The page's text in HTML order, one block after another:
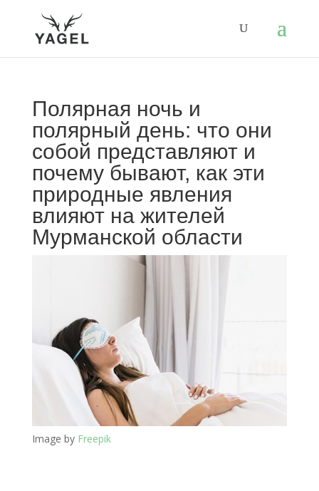
Полярная ночь и
полярный день: что они
собой представляют и
почему бывают, как эти
природные явления
влияют на жителей
Мурманской области
Image by Freepik